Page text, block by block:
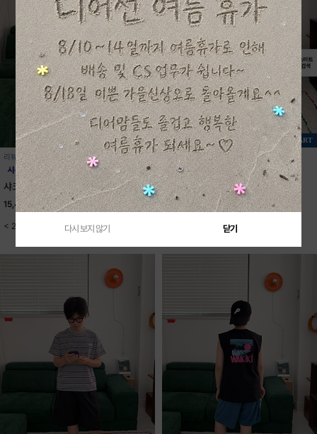
+ CART
리뷰 1
샤크반팔티셔츠
15,400원 22,000원
< 2color / S-JXL(5XL) >
+ CART
리뷰 0
USA스타반팔티셔츠
16,700원 23,800원
< 2color / S-JXL(5XL) >
다시 보지 않기 닫기